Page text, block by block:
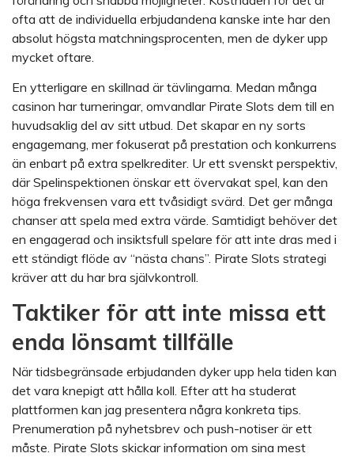
ofta att de individuella erbjudandena kanske inte har den
absolut högsta matchningsprocenten, men de dyker upp
mycket oftare.
En ytterligare en skillnad är tävlingarna. Medan många
casinon har turneringar, omvandlar Pirate Slots dem till en
huvudsaklig del av sitt utbud. Det skapar en ny sorts
engagemang, mer fokuserat på prestation och konkurrens
än enbart på extra spelkrediter. Ur ett svenskt perspektiv,
där Spelinspektionen önskar ett övervakat spel, kan den
höga frekvensen vara ett tvåsidigt svärd. Det ger många
chanser att spela med extra värde. Samtidigt behöver det
en engagerad och insiktsfull spelare för att inte dras med i
ett ständigt flöde av “nästa chans”. Pirate Slots strategi
kräver att du har bra självkontroll.
Taktiker för att inte missa ett
enda lönsamt tillfälle
När tidsbegränsade erbjudanden dyker upp hela tiden kan
det vara knepigt att hålla koll. Efter att ha studerat
plattformen kan jag presentera några konkreta tips.
Prenumeration på nyhetsbrev och push-notiser är ett
måste. Pirate Slots skickar information om sina mest